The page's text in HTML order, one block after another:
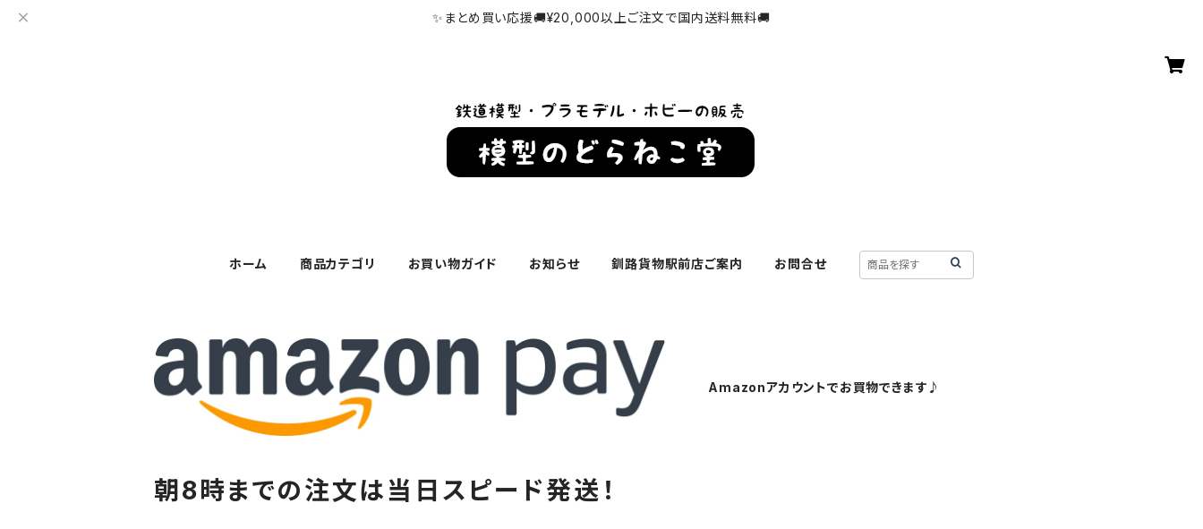
✨まとめ買い応援🚚¥20,000以上ご注文で国内送料無料🚚
ホーム 商品カテゴリ お買い物ガイド お知らせ 釧路貨物駅前店ご案内 お問合せ
Amazonアカウントでお買物できます♪
朝8時までの注文は当日スピード発送！